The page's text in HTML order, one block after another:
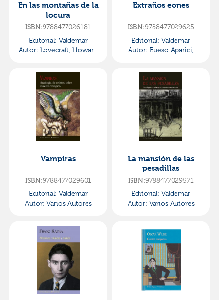
En las montañas de la
locura
ISBN:9788477026181
Editorial: Valdemar
Autor: Lovecraft, Howard
Extraños eones
ISBN:9788477029625
Editorial: Valdemar
Autor: Bueso Aparici,
Vampiras
ISBN:9788477029601
Editorial: Valdemar
Autor: Varios Autores
La mansión de las
pesadillas
ISBN:9788477029571
Editorial: Valdemar
Autor: Varios Autores